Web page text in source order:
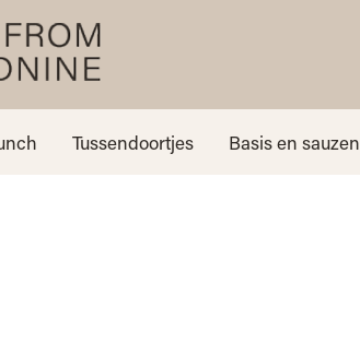
Tussendoortjes Basis en sauzen